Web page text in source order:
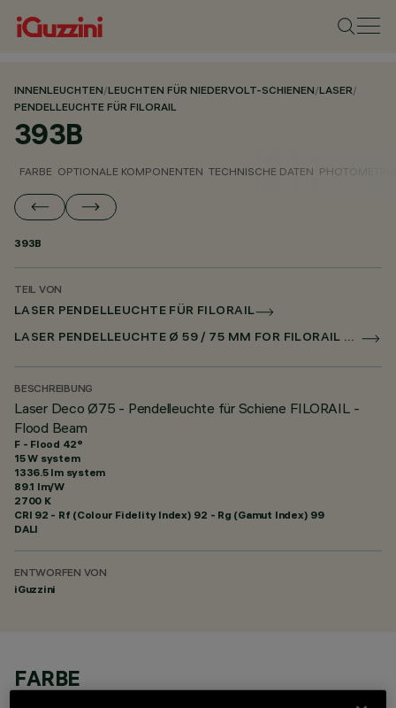
INNENLEUCHTEN/LEUCHTEN FÜR NIEDERVOLT-SCHIENEN/LASER/
PENDELLEUCHTE FÜR FILORAIL
393B
FARBE OPTIONALE KOMPONENTEN TECHNISCHE DATEN
393B
TEIL VON
LASER PENDELLEUCHTE FÜR FILORAIL
LASER PENDELLEUCHTE Ø 59 / 75 MM FOR FILORAIL DALI POWERLINE
BESCHREIBUNG
Laser Deco Ø75 - Pendelleuchte für Schiene FILORAIL -
Flood Beam
F - Flood 42°
15 W system
1336.5 lm system
89.1 lm/W
2700 K
CRI 92 - Rf (Colour Fidelity Index) 92 - Rg (Gamut Index) 99
DALI
ENTWORFEN VON
iGuzzini
FARBE